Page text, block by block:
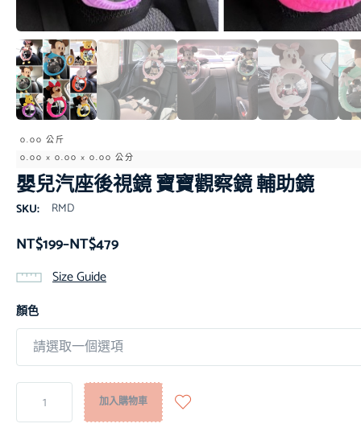
0.00 公斤
0.00 × 0.00 × 0.00 公分
嬰兒汽座後視鏡 寶寶觀察鏡 輔助鏡
SKU: RMD
NT$199–NT$479
Size Guide
顏色
加入購物車